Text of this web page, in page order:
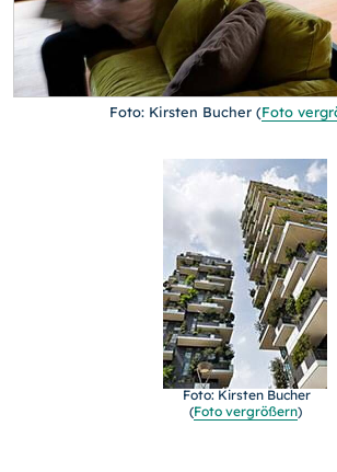
Foto: Kirsten Bucher (Foto
Foto: Kirsten Bucher
(Foto vergrößern)